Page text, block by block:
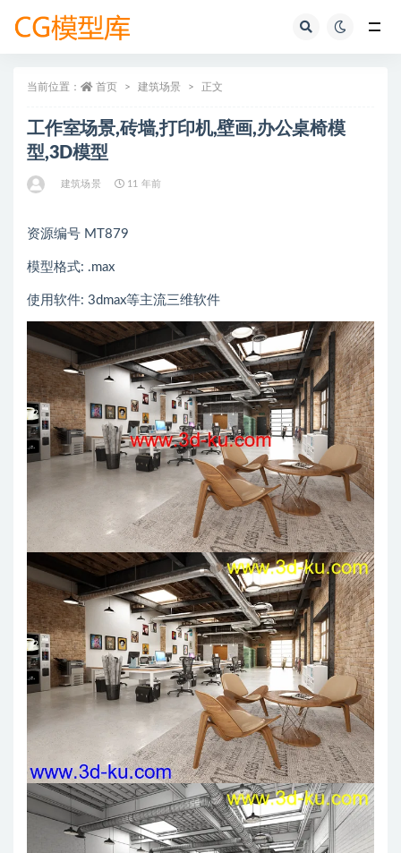
当前位置： 首页 建筑场景 正文
工作室场景,砖墙,打印机,壁画,办公桌椅模
型,3D模型
建筑场景 11 年前
资源编号 MT879
模型格式: .max
使用软件: 3dmax等主流三维软件